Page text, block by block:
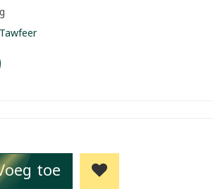
Tawfeer
toe